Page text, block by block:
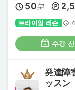
50분
트라이얼 레슨
수강
発達障
ッスン